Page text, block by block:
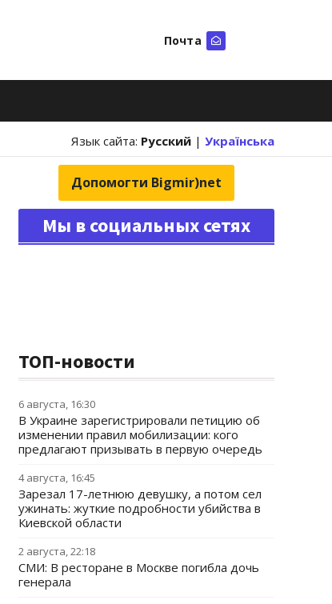
Почта
Язык сайта: Русский | Українська
Допомогти Bigmir)net
Мы в социальных сетях
ТОП-новости
6 августа, 16:30
В Украине зарегистрировали петицию об
изменении правил мобилизации: кого
предлагают призывать в первую очередь
4 августа, 16:45
Зарезал 17-летнюю девушку, а потом сел
ужинать: жуткие подробности убийства в
Киевской области
2 августа, 22:18
СМИ: В ресторане в Москве погибла дочь
генерала